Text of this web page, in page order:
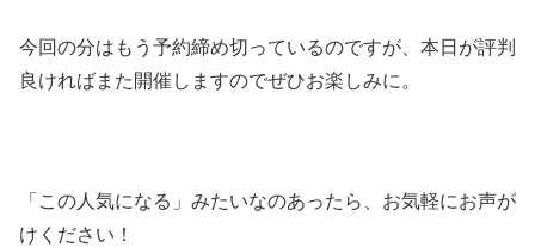
今回の分はもう予約締め切っているのですが、本日が評判
良ければまた開催しますのでぜひお楽しみに。
「この人気になる」みたいなのあったら、お気軽にお声が
けください！